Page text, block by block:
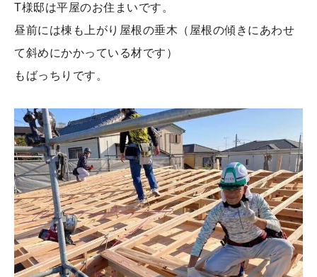
T様邸は平屋のお住まいです。
昼前には棟も上がり屋根の垂木（屋根の傾きにあわせ
て斜めにかかっている材です）
もばっちりです。